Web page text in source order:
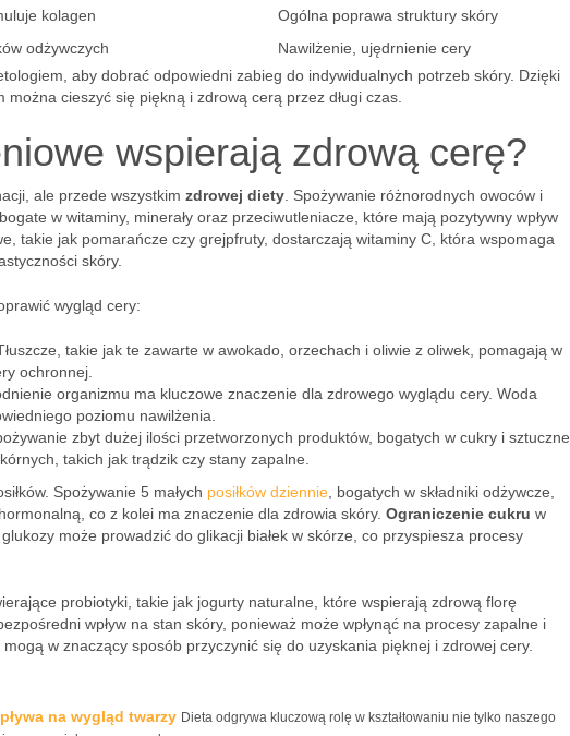
kolagen
Ogólna poprawa struktury skóry
odżywczych
Nawilżenie, ujędrnienie cery
aby dobrać odpowiedni zabieg do indywidualnych potrzeb skóry. Dzięki
cieszyć się piękną i zdrową cerą przez długi czas.
wspierają zdrową cerę?
ale przede wszystkim zdrowej diety . Spożywanie różnorodnych owoców i
w witaminy, minerały oraz przeciwutleniacze, które mają pozytywny wpływ
takie jak pomarańcze czy grejpfruty, dostarczają witaminy C, która wspomaga
skóry.
wygląd cery:
takie jak te zawarte w awokado, orzechach i oliwie z oliwek, pomagają w
ochronnej.
organizmu ma kluczowe znaczenie dla zdrowego wyglądu cery. Woda
poziomu nawilżenia.
zbyt dużej ilości przetworzonych produktów, bogatych w cukry i sztuczne
takich jak trądzik czy stany zapalne.
Spożywanie 5 małych posiłków dziennie , bogatych w składniki odżywcze,
co z kolei ma znaczenie dla zdrowia skóry. Ograniczenie cukru w
może prowadzić do glikacji białek w skórze, co przyspiesza procesy
probiotyki, takie jak jogurty naturalne, które wspierają zdrową florę
wpływ na stan skóry, ponieważ może wpłynąć na procesy zapalne i
mogą w znaczący sposób przyczynić się do uzyskania pięknej i zdrowej cery.
na wygląd twarzy Dieta odgrywa kluczową rolę w kształtowaniu nie tylko naszego